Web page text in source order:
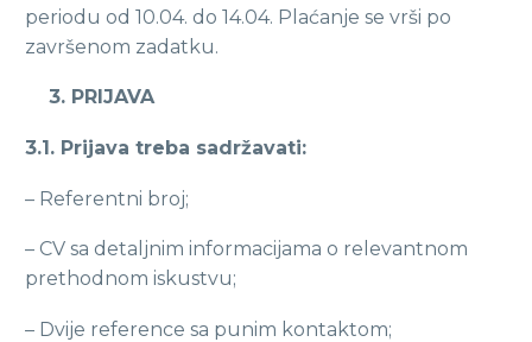
periodu od 10.04. do 14.04. Plaćanje se vrši po
završenom zadatku.
3. PRIJAVA
3.1. Prijava treba sadržavati:
– Referentni broj;
– CV sa detaljnim informacijama o relevantnom
prethodnom iskustvu;
– Dvije reference sa punim kontaktom;